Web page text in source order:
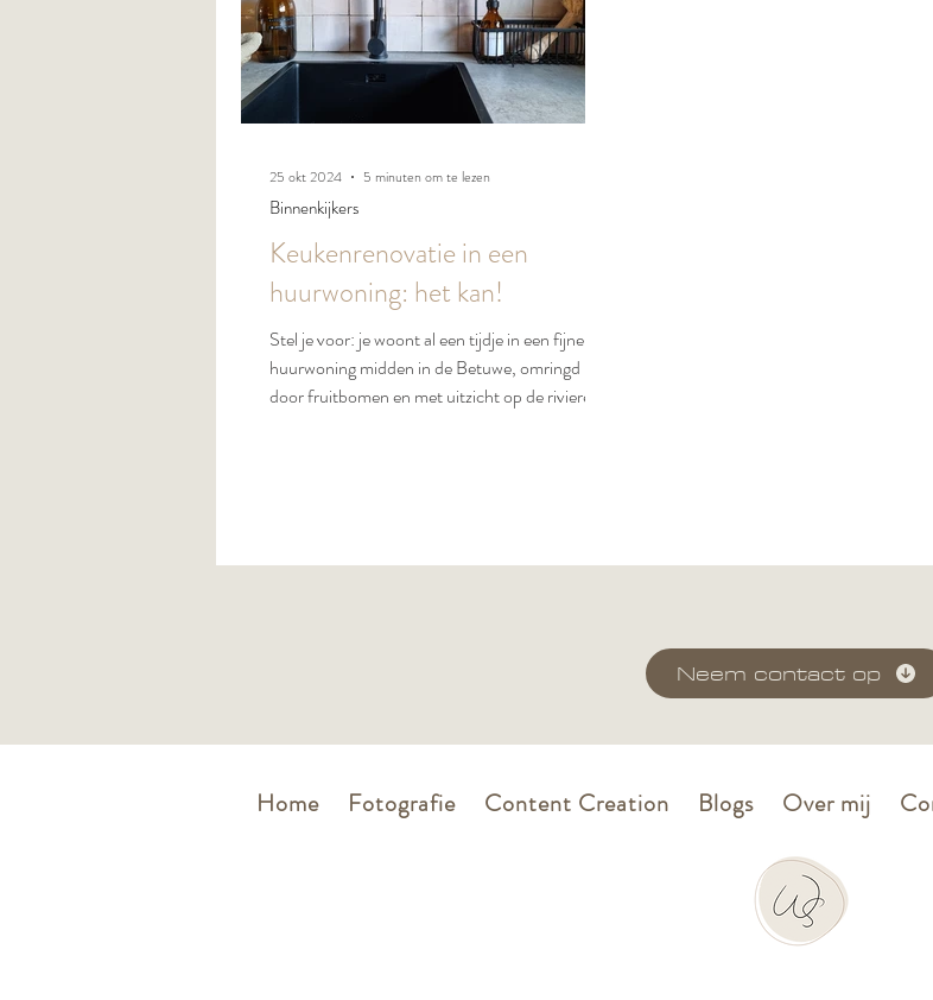
Keukenrenovatie in een
huurwoning: het kan!
Stel je voor: je woont al een tijdje in een fijne
huurwoning midden in de Betuwe, omringd
door fruitbomen en met uitzicht op de rivieren.
nou net een keuken-metamorfose achter de
Binnenkijkers
25 okt 2024 5 minuten om te lezen
Neem contact op
Home Fotografie Content Creation Blogs Over mij